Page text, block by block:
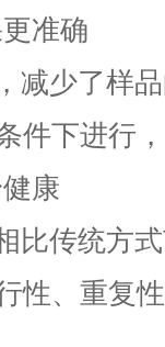
准确
减少了样
件下进行
康
比传统方
性、重复